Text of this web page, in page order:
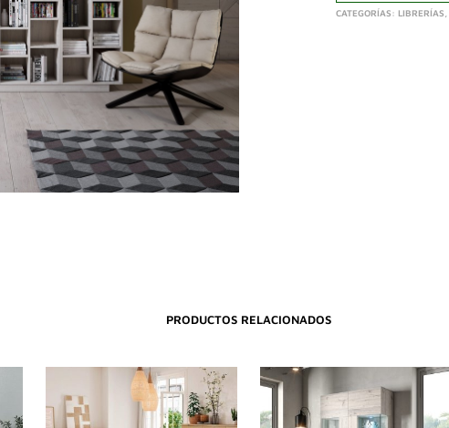
CATEGORÍAS:LIBRERÍAS
PRODUCTOS RELACIONADOS